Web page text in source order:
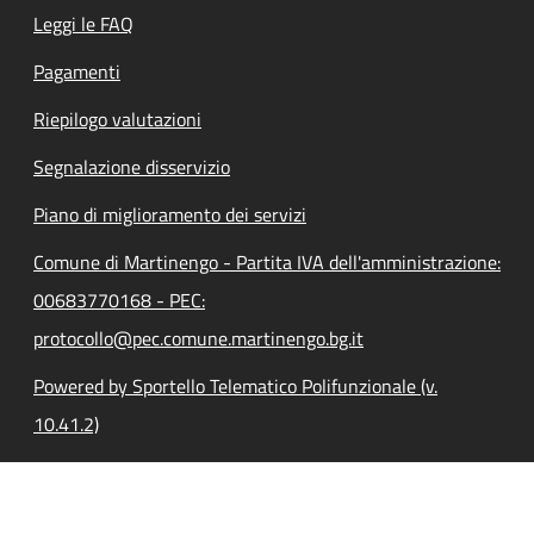
Leggi le FAQ
Pagamenti
Riepilogo valutazioni
Segnalazione disservizio
Piano di miglioramento dei servizi
Comune di Martinengo - Partita IVA dell'amministrazione:
00683770168 - PEC:
protocollo@pec.comune.martinengo.bg.it
Powered by Sportello Telematico Polifunzionale (v.
10.41.2)